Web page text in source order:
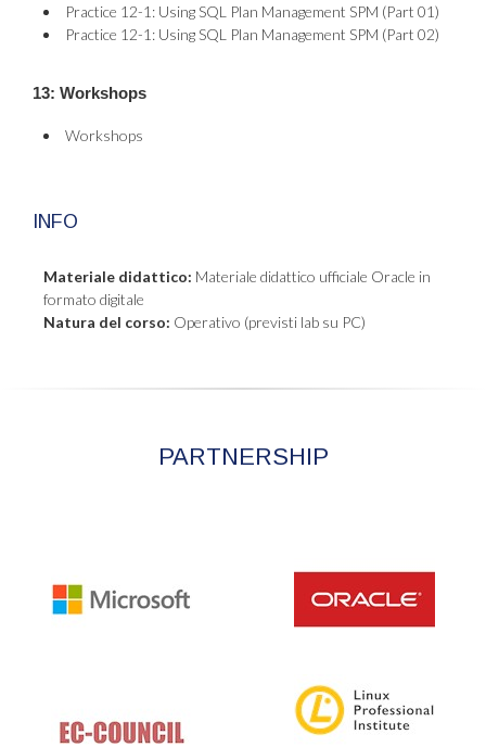
Practice 12-1: Using SQL Plan Management SPM (Part 01)
Practice 12-1: Using SQL Plan Management SPM (Part 02)
13: Workshops
Workshops
INFO
Materiale didattico: Materiale didattico ufficiale Oracle in
formato digitale
Natura del corso: Operativo (previsti lab su PC)
PARTNERSHIP